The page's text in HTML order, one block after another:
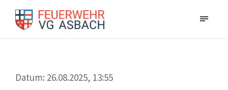
Datum: 26.08.2025, 13:55